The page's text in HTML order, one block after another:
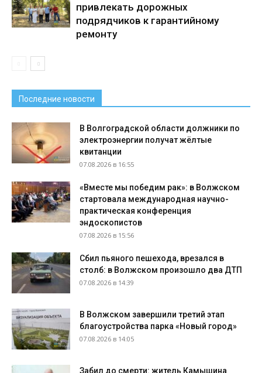
привлекать дорожных
подрядчиков к гарантийному
ремонту
Последние новости
В Волгоградской области должники по
электроэнергии получат жёлтые
квитанции
07.08.2026 в 16:55
«Вместе мы победим рак»: в Волжском
стартовала международная научно-
практическая конференция
эндоскопистов
07.08.2026 в 15:56
Сбил пьяного пешехода, врезался в
столб: в Волжском произошло два ДТП
07.08.2026 в 14:39
В Волжском завершили третий этап
благоустройства парка «Новый город»
07.08.2026 в 14:05
Забил до смерти: житель Камышина